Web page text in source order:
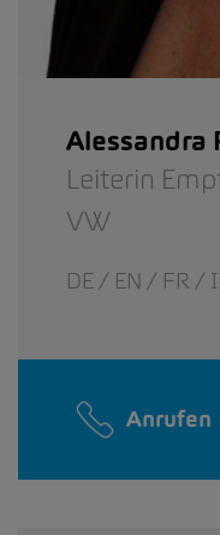
Alessandra
Leiterin
VW
DE / EN / FR /
Anrufen